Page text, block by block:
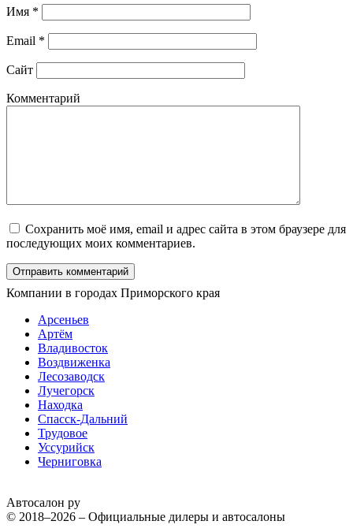
Имя *
Email *
Сайт
Комментарий
Сохранить моё имя, email и адрес сайта в этом браузере для
последующих моих комментариев.
Компании в городах Приморского края
Арсеньев
Артём
Владивосток
Воздвиженка
Лесозаводск
Лучегорск
Находка
Спасск-Дальний
Трудовое
Уссурийск
Черниговка
Автосалон ру
© 2018–2026 – Официальные дилеры и автосалоны